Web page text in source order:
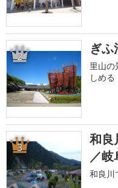
2 ぎ
里山の
しめる
3
和良
／
和良川